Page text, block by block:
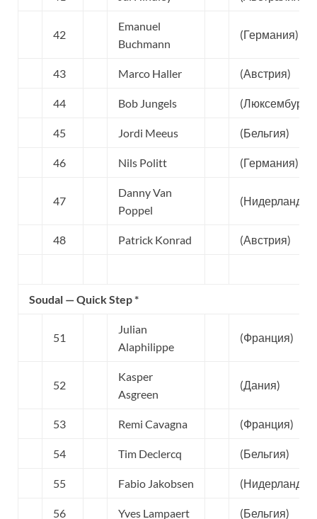
42
Emanuel
Buchmann
(Германия)
43 Marco Haller (Австрия)
44 Bob Jungels (Люксембург)
45 Jordi Meeus (Бельгия)
46 Nils Politt (Германия)
47
Danny Van
Poppel
(Нидерланды)
48 Patrick Konrad (Австрия)
Soudal — Quick Step *
51
Julian
Alaphilippe
(Франция)
52
Kasper
Asgreen
(Дания)
53 Remi Cavagna (Франция)
54 Tim Declercq (Бельгия)
55 Fabio Jakobsen (Нидерланды)
56 Yves Lampaert (Бельгия)